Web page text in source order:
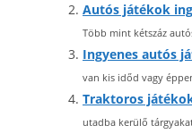
Autós játékok
Több mint kétszáz
Ingyenes autós
van kis időd vagy
Traktoros
utadba kerülő